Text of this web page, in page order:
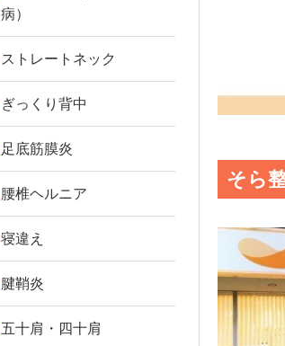
そら
病）
ストレートネック
ぎっくり背中
足底筋膜炎
腰椎ヘルニア
寝違え
腱鞘炎
五十肩・四十肩